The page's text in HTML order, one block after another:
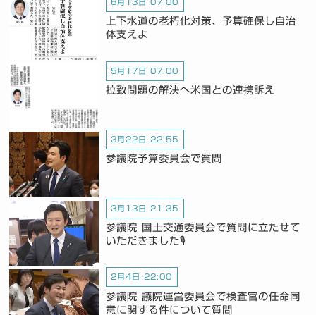
6月13日 07:00
上下水道の老朽化対策、予算確保し自治
体支えよ
5月17日 07:00
拉致問題の解決へ米国との連携訴え
3月22日 22:55
参議院予算委員会で質問
3月13日 21:35
参議院 国土交通委員会で質問に立たせて
いただきました🎙️
2月4日 22:00
参議院 議院運営委員会で検査官の任命同
意に関する件について質問